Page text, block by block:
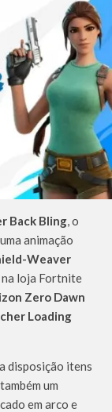
Back Bling , o
, uma animação
Weaver
na loja Fortnite
Zero Dawn
Loading
disposição itens
um
em arco e